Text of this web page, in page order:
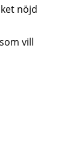
nöjd
vill